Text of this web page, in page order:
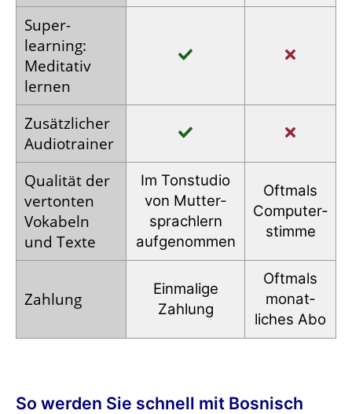
Super­
learning:
Meditativ
lernen
Zusätz­licher
Audio­trainer
Qualität der
vertonten
Vokabeln
und Texte
Im Tonstudio
von Mutter­
sprachlern
auf­genommen
Oftmals
Computer­
stimme
Zahlung
Einmalige
Zahlung
Oftmals
monat­
liches Abo
So werden Sie schnell mit Bosnisch